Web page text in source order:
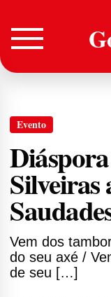
Evento
Silveiras
Vem dos
do seu axé /
de seu […]